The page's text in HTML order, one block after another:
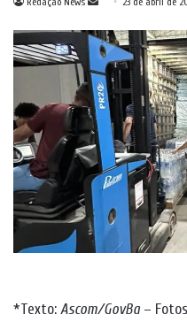
e-
mail
*Texto: Ascom/GovBa –